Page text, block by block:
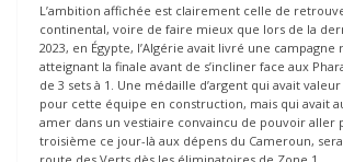
L’ambition affichée est clairement celle de
continental, voire de faire mieux que lors de la
2023, en Égypte, l’Algérie avait livré une campagne
atteignant la finale avant de s’incliner face aux
de 3 sets à 1. Une médaille d’argent qui avait
pour cette équipe en construction, mais qui avait
amer dans un vestiaire convaincu de pouvoir aller
troisième ce jour-là aux dépens du Cameroun,